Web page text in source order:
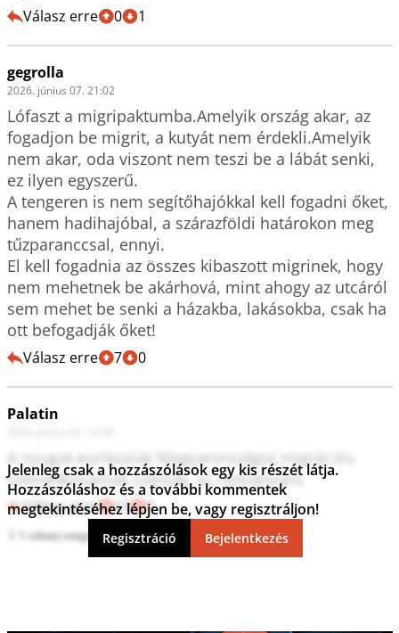
Válasz erre 0 1
gegrolla
2026. június 07. 21:02
Lófaszt a migripaktumba.Amelyik ország akar, az
fogadjon be migrit, a kutyát nem érdekli.Amelyik
nem akar, oda viszont nem teszi be a lábát senki,
ez ilyen egyszerű.
A tengeren is nem segítőhajókkal kell fogadni őket,
hanem hadihajóbal, a szárazföldi határokon meg
tűzparanccsal, ennyi.
El kell fogadnia az összes kibaszott migrinek, hogy
nem mehetnek be akárhová, mint ahogy az utcáról
sem mehet be senki a házakba, lakásokba, csak ha
ott befogadják őket!
Válasz erre 7 0
Palatin
A nyugat-európaiak Magyarországot migrációs
szemétkosárnak szánják, ez nyilvánvaló.
Válasz erre 13 0
1 válasz megtekintése
Jelenleg csak a hozzászólások egy kis részét látja.
Hozzászóláshoz és a további kommentek
megtekintéséhez lépjen be, vagy regisztráljon!
Regisztráció Bejelentkezés